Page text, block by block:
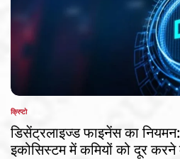
POSTED
IN
क्रिप्टो
डिसेंट्रलाइज्ड फाइनेंस का
इकोसिस्टम में कमियों को दूर